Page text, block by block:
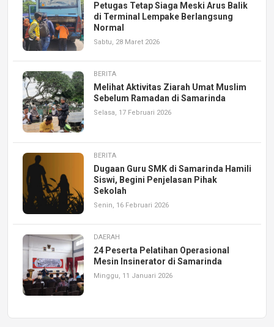
Petugas Tetap Siaga Meski Arus Balik
di Terminal Lempake Berlangsung
Normal
Sabtu, 28 Maret 2026
BERITA
Melihat Aktivitas Ziarah Umat Muslim
Sebelum Ramadan di Samarinda
Selasa, 17 Februari 2026
BERITA
Dugaan Guru SMK di Samarinda Hamili
Siswi, Begini Penjelasan Pihak
Sekolah
Senin, 16 Februari 2026
DAERAH
24 Peserta Pelatihan Operasional
Mesin Insinerator di Samarinda
Minggu, 11 Januari 2026